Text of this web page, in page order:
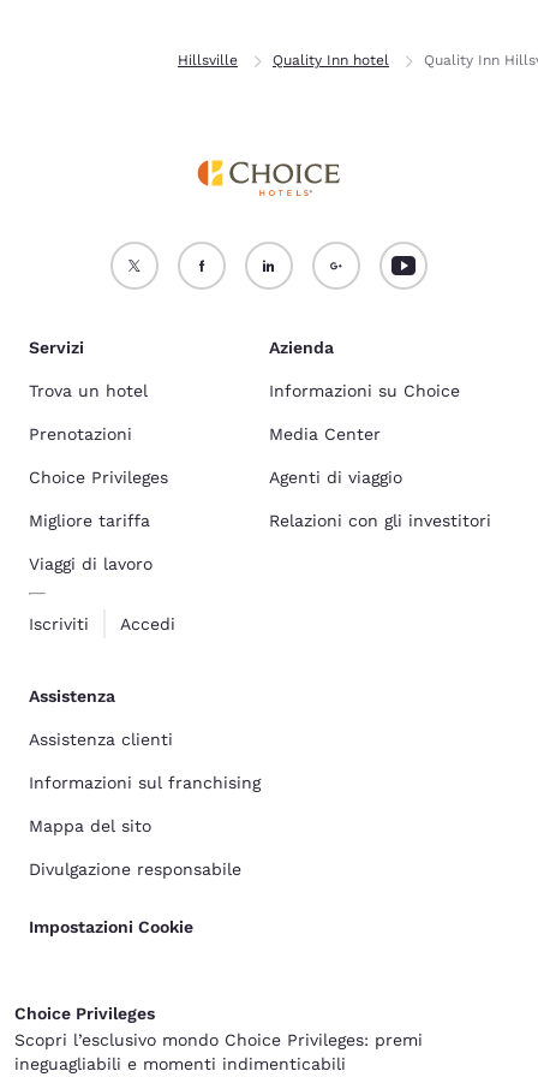
Hillsville Quality Inn hotel Quality Inn
Servizi
Trova un hotel
Prenotazioni
Choice Privileges
Migliore tariffa
Viaggi di lavoro
Iscriviti Accedi
Azienda
Informazioni su Choice
Media Center
Agenti di viaggio
Relazioni con gli investitori
Assistenza
Assistenza clienti
Informazioni sul franchising
Mappa del sito
Divulgazione responsabile
Impostazioni Cookie
Choice Privileges
Scopri l’esclusivo mondo Choice Privileges: premi
ineguagliabili e momenti indimenticabili